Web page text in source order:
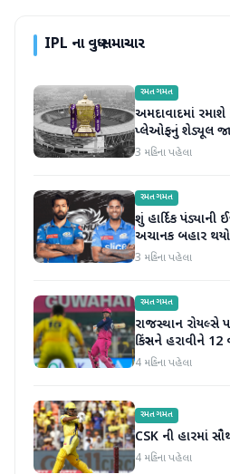
IPL ના વધુ સમાચાર
રમતગમત
અમદાવાદમાં રમાશે
પ્લેઓફનું શેડ્યૂલ
3 મહિના પહેલા
રમતગમત
શું હાર્દિક
અચાનક બહાર
3 મહિના પહેલા
રમતગમત
રાજસ્થાન રોયલ્સે
કિંગ્સને હરાવીને 12
4 મહિના પહેલા
રમતગમત
CSK ની હારમાં
4 મહિના પહેલા